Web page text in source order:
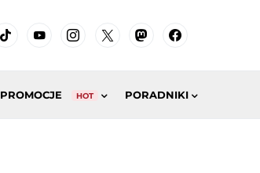
PROMOCJE HOT PORADNIKI